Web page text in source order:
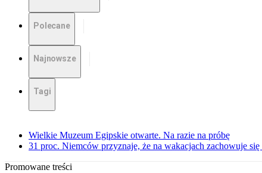
Polecane
Najnowsze
Tagi
Wielkie Muzeum Egipskie otwarte. Na razie na próbę
31 proc. Niemców przyznaje, że na wakacjach zachowuje
Promowane treści